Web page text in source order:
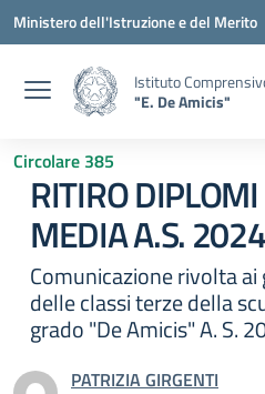
Vai ai contenuti
Vai al menu di navigazione
Vai al footer
Ministero dell'Istruzione e del Merito
Istituto
"E. De Amicis"
Circolare 385
RITIRO
MEDIA A.S.
Comunicazione rivolta
delle classi terze della
grado "De Amicis" A. S.
PATRIZIA GIRGENTI